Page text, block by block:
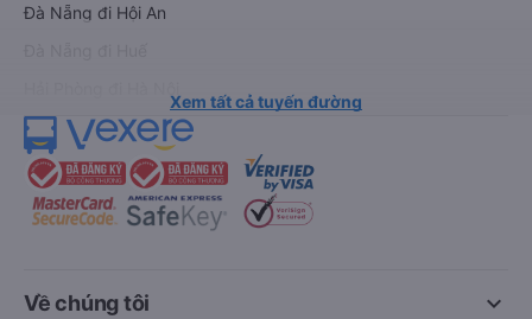
Đà Nẵng đi Hội An
Xem tất cả tuyến đường
keyboard_arrow_down
Về chúng tôi